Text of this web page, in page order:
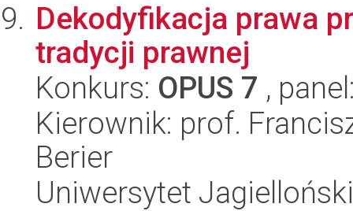
Dekodyfikacja prawa
tradycji prawnej
Konkurs: OPUS 7 ,
Kierownik: prof.
Berier
Uniwersytet